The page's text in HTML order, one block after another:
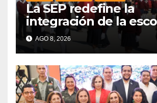
La SEP redefine la
integración de la
escolar prioritando la
inclusión
AGO 8, 2026